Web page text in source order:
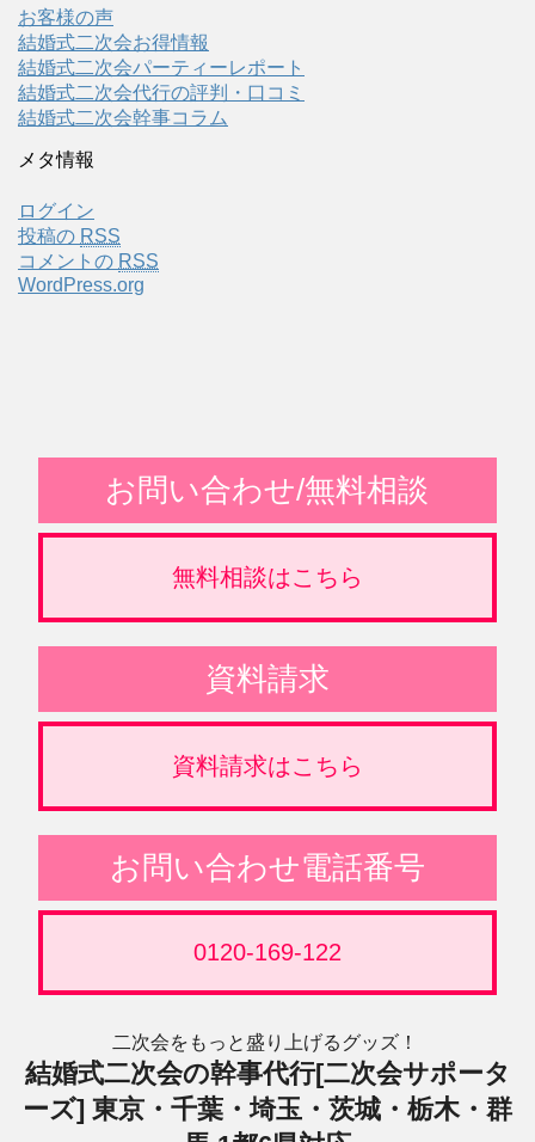
お客様の声
結婚式二次会お得情報
結婚式二次会パーティーレポート
結婚式二次会代行の評判・口コミ
結婚式二次会幹事コラム
メタ情報
ログイン
投稿の RSS
コメントの RSS
WordPress.org
お問い合わせ/無料相談
無料相談はこちら
資料請求
資料請求はこちら
お問い合わせ電話番号
0120-169-122
二次会をもっと盛り上げるグッズ！
結婚式二次会の幹事代行[二次会サポータ
ーズ] 東京・千葉・埼玉・茨城・栃木・群